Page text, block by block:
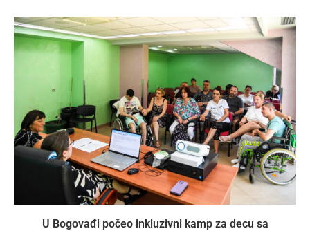
U Bogovađi počeo inkluzivni kamp za decu sa